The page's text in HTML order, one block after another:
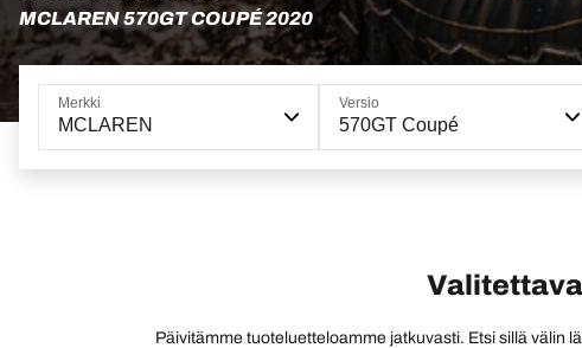
MCLAREN 570GT COUPÉ 2020
Merkki
MCLAREN
Versio
570GT Coupé
Päivitämme tuoteluetteloamme jatkuvasti. Etsi sillä välin